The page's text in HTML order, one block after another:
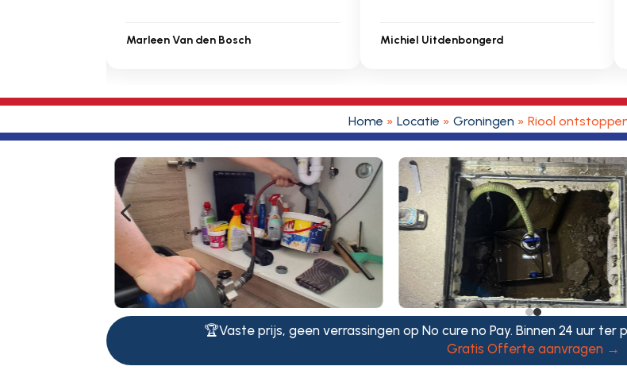
Marleen Van den Bosch Michiel Uitdenbongerd
Home » Locatie » Groningen » Riool
4
🏆Vaste prijs, geen verrassingen op No cure no Pay. Binnen 24 uur
Gratis Offerte aanvragen →